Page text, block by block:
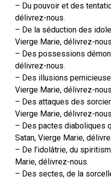
– Du pouvoir et des
délivrez-nous.
– De la séduction des
Vierge Marie, délivrez-
– Des possessions
délivrez-nous.
– Des illusions
Vierge Marie, délivrez-
– Des attaques des
Vierge Marie, délivrez-
– Des pactes diaboliques
Satan, Vierge Marie,
– De l’idolâtrie, du
Marie, délivrez-nous.
– Des sectes, de la